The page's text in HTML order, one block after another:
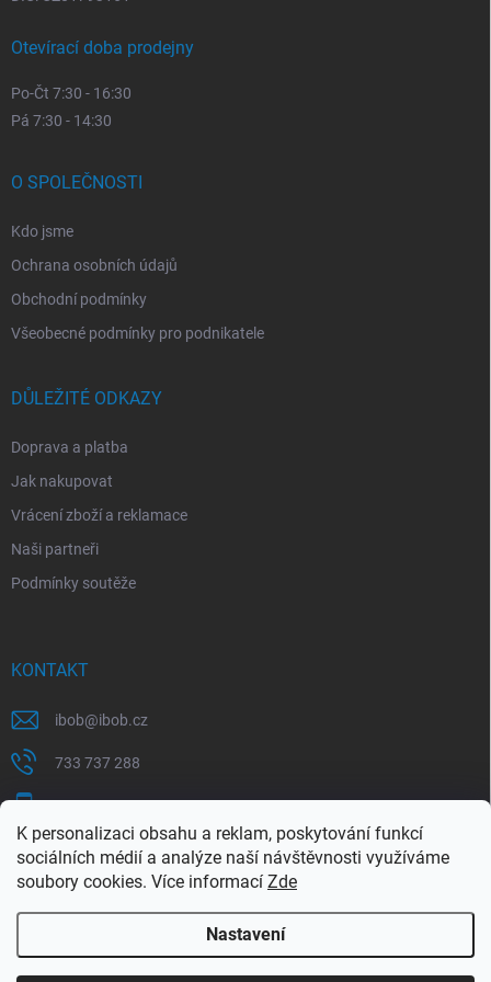
K personalizaci obsahu a reklam, poskytování funkcí
sociálních médií a analýze naší návštěvnosti využíváme
soubory cookies. Více informací Zde
Nastavení
Otevírací doba prodejny
Po-Čt 7:30 - 16:30
Pá 7:30 - 14:30
O SPOLEČNOSTI
Kdo jsme
Ochrana osobních údajů
Obchodní podmínky
Všeobecné podmínky pro podnikatele
DŮLEŽITÉ ODKAZY
Doprava a platba
Jak nakupovat
Vrácení zboží a reklamace
Naši partneři
Podmínky soutěže
KONTAKT
ibob@ibob.cz
733 737 288
607 069 561
Sledujte nás na Facebooku !
ibob_s.r.o/
Copyright 2026ibob s.r.o.. Všechna práva vyhrazena.Upravit nastavení